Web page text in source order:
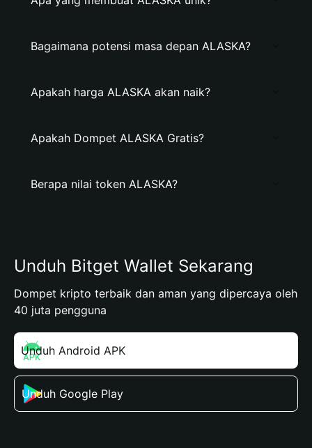
Bagaimana potensi masa depan ALASKA?
Apakah harga ALASKA akan naik?
Apakah Dompet ALASKA Gratis?
Berapa nilai token ALASKA?
Unduh Bitget Wallet Sekarang
Dompet kripto terbaik dan aman yang dipercaya oleh
40 juta pengguna
Unduh Android APK
Unduh Google Play